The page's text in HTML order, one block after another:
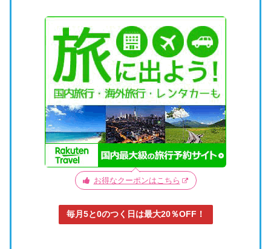
お得なクーポンはこちら
毎月5と0のつく日は最大20％OFF！